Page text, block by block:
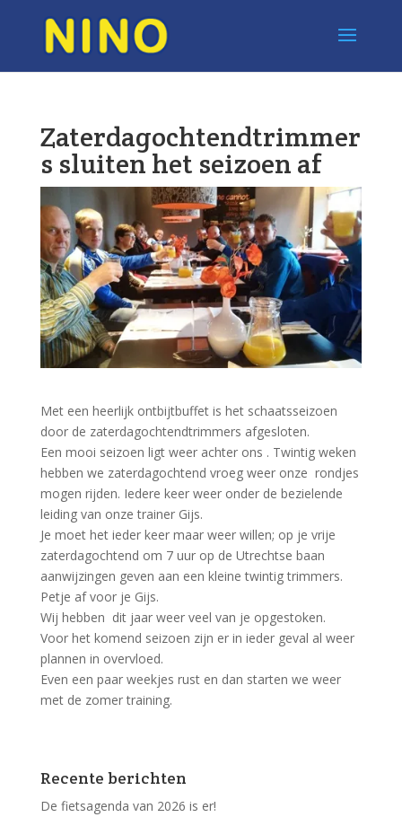
Zaterdagochtendtrimmer
s sluiten het seizoen af
Met een heerlijk ontbijtbuffet is het schaatsseizoen
door de zaterdagochtendtrimmers afgesloten.
Een mooi seizoen ligt weer achter ons . Twintig weken
hebben we zaterdagochtend vroeg weer onze rondjes
mogen rijden. Iedere keer weer onder de bezielende
leiding van onze trainer Gijs.
Je moet het ieder keer maar weer willen; op je vrije
zaterdagochtend om 7 uur op de Utrechtse baan
aanwijzingen geven aan een kleine twintig trimmers.
Petje af voor je Gijs.
Wij hebben dit jaar weer veel van je opgestoken.
Voor het komend seizoen zijn er in ieder geval al weer
plannen in overvloed.
Even een paar weekjes rust en dan starten we weer
met de zomer training.
Recente berichten
De fietsagenda van 2026 is er!